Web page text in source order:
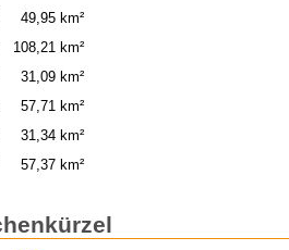
49,95 km²
108,21 km²
31,09 km²
57,71 km²
31,34 km²
57,37 km²